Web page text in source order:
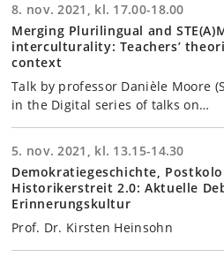
8. nov. 2021, kl. 17.00-18.00
Merging Plurilingual and
interculturality: Teachers’
context
Talk by professor Danièle Moore
in the Digital series of talks on…
5. nov. 2021, kl. 13.15-14.30
Demokratiegeschichte,
Historikerstreit 2.0: Aktuelle
Erinnerungskultur
Prof. Dr. Kirsten Heinsohn